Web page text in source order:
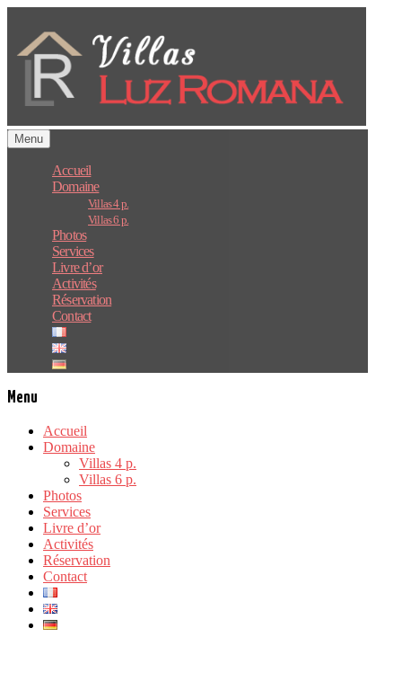
contenu
Menu
Accueil
Domaine
Villas 4 p.
Villas 6 p.
Photos
Services
Livre d’or
Activités
Réservation
Contact
Menu
Accueil
Domaine
Villas 4 p.
Villas 6 p.
Photos
Services
Livre d’or
Activités
Réservation
Contact